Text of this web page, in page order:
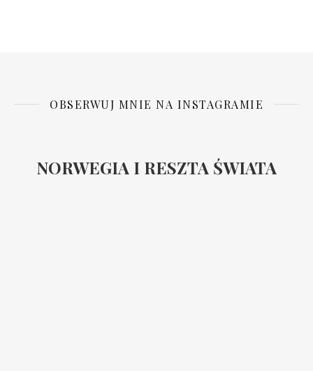
OBSERWUJ MNIE NA INSTAGRAMIE
NORWEGIA I RESZTA ŚWIATA